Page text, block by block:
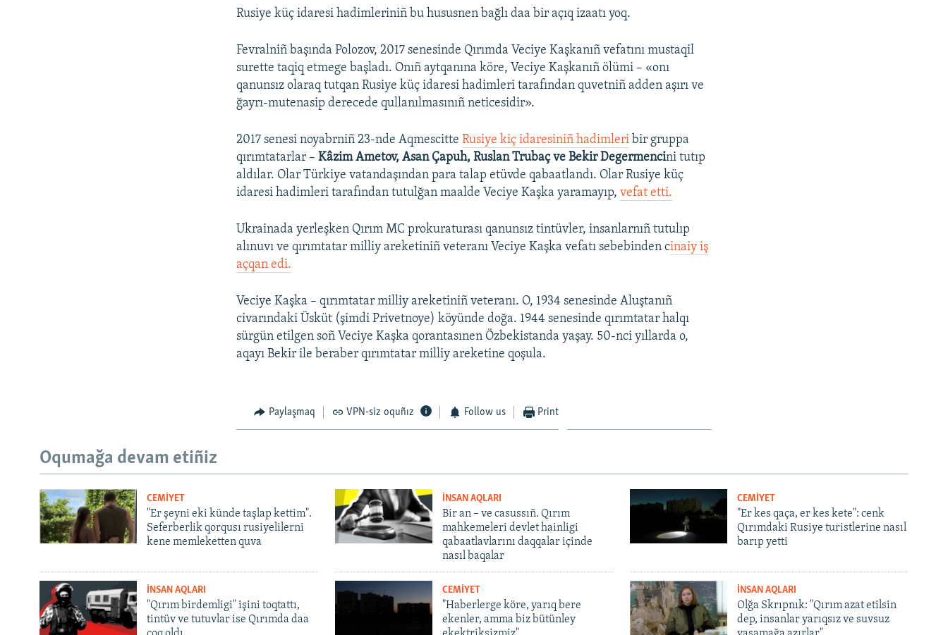
Rusiye küç idaresi hadimleriniñ bu hususnen bağlı daa bir açıq izaatı yoq.
Fevralniñ başında Polozov, 2017 senesinde Qırımda Veciye Kaşkanıñ vefatını mustaqil
surette taqiq etmege başladı. Onıñ aytqanına köre, Veciye Kaşkanıñ ölümi – «onı
qanunsız olaraq tutqan Rusiye küç idaresi hadimleri tarafından quvetniñ adden aşırı ve
ğayrı-mutenasip derecede qullanılmasınıñ neticesidir».
2017 senesi noyabrniñ 23-nde AqmescitteRusiye kiç idaresiniñ hadimleri bir gruppa
qırımtatarlar –Kâzim Ametov, Asan Çapuh, Ruslan Trubaç ve Bekir Degermencini tutıp
aldılar. Olar Türkiye vatandaşından para talap etüvde qabaatlandı. Olar Rusiye küç
idaresi hadimleri tarafından tutulğan maalde Veciye Kaşka yaramayıp,vefat etti.
Ukrainada yerleşken Qırım MC prokuraturası qanunsız tintüvler, insanlarnıñ tutulıp
alınuvı ve qırımtatar milliy areketiniñ veteranı Veciye Kaşka vefatı sebebinden cinaiy iş
açqan edi.
Veciye Kaşka – qırımtatar milliy areketiniñ veteranı. O, 1934 senesinde Aluştanıñ
civarındaki Üsküt (şimdi Privetnoye) köyünde doğa. 1944 senesinde qırımtatar halqı
sürgün etilgen soñ Veciye Kaşka qorantasınen Özbekistanda yaşay. 50-nci yıllarda o,
aqayı Bekir ile beraber qırımtatar milliy areketine qoşula.
Paylaşmaq VPN-siz oquñız Follow us Print
Oqumağa devam etiñiz
CEMİYET
"Er şeyni eki künde taşlap kettim".
Seferberlik qorqusı rusiyelilerni
kene memleketten quva
İNSAN AQLARI
Bir an – ve casussıñ. Qırım
mahkemeleri devlet hainligi
qabaatlavlarını daqqalar içinde
nasıl baqalar
CEMİYET
"Er kes qaça, er kes kete": cenk
Qırımdaki Rusiye turistlerine nasıl
barıp yetti
İNSAN AQLARI
"Qırım birdemligi" işini toqtattı,
tintüv ve tutuvlar ise Qırımda daa
CEMİYET
"Haberlerge köre, yarıq bere
ekenler, amma biz bütünley
İNSAN AQLARI
Olğa Skrıpnık: "Qırım azat etilsin
dep, insanlar yarıqsız ve suvsuz